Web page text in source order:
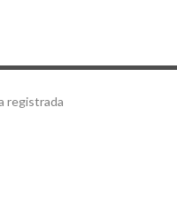
registrada